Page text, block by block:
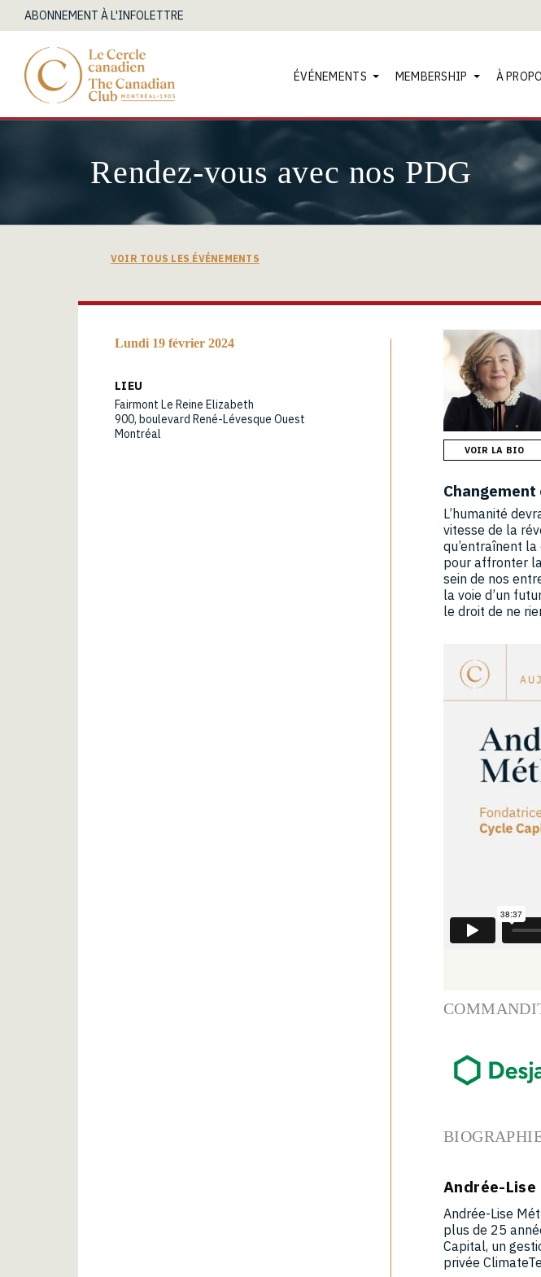
ABONNEMENT À L'INFOLETTRE
ÉVÉNEMENTS MEMBERSHIP À
Rendez-vous avec nos PDG
VOIR TOUS LES ÉVÉNEMENTS
Lundi 19 février 2024
LIEU
Fairmont Le Reine Elizabeth
900, boulevard René-Lévesque Ouest
Montréal
VOIR LA BIO
L’humanité
vitesse de la
qu’entraînent
pour affronter
sein de nos
la voie d’un
le droit de ne
Andrée-Lise
Andrée-Lise
plus de 25
Capital, un
privée